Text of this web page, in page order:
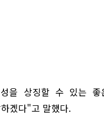
을 상징할 수 있는
겠다"고 말했다.